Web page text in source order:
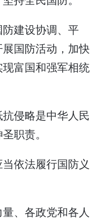
建设协调、平
国防活动，加快
富国和强军相统
侵略是中华人民
职责。
依法履行国防义
、各政党和各人